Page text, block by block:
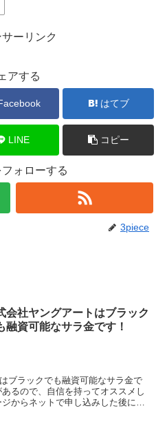
ーリンク
アする
はてブ
LINE コピー
ォローする
3piece
会社ヤングアートはブラック
融資可能なサラ金です！
ブラックでも融資可能なサラ金で
るので、自信を持ってオススメし
からネットで申し込みした後に電